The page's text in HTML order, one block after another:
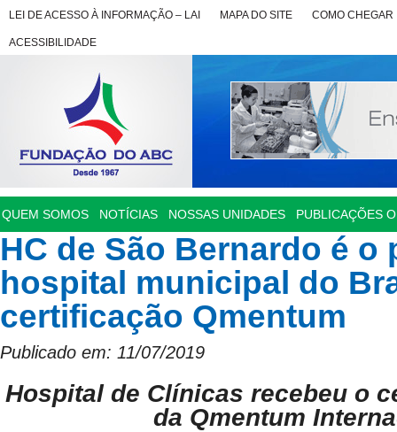
LEI DE ACESSO À INFORMAÇÃO – LAI MAPA DO SITE COMO CHEGAR
ACESSIBILIDADE
QUEM SOMOS NOTÍCIAS NOSSAS UNIDADES PUBLICAÇÕES
HC de São Bernardo é o
hospital municipal do
certificação Qmentum
Publicado em: 11/07/2019
Hospital de Clínicas recebeu o
da Qmentum